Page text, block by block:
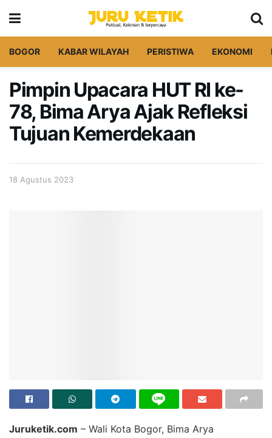
BOGOR KABAR WILAYAH PERISTIWA EKONOMI
Pimpin Upacara HUT RI ke-
78, Bima Arya Ajak Refleksi
Tujuan Kemerdekaan
18 Agustus 2023
Juruketik.com – Wali Kota Bogor, Bima Arya